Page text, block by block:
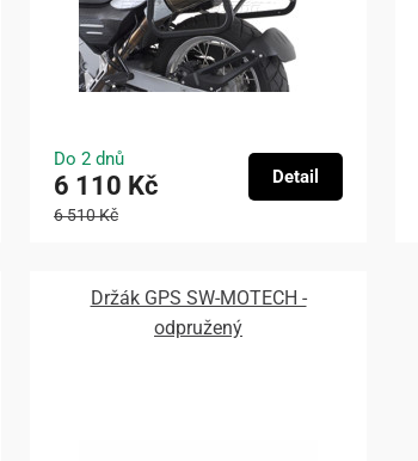
Do 2 dnů
6 110 Kč
6 510 Kč
Detail
Držák GPS SW-MOTECH -
odpružený